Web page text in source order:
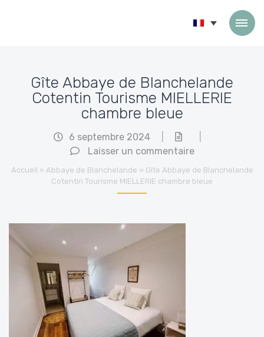
Gîte Abbaye de Blanchelande
Cotentin Tourisme MIELLERIE
chambre bleue
6 septembre 2024
Laisser un commentaire
Accueil » Abbaye de Blanchelande » Gîte Abbaye de Blanchelande
Cotentin Tourisme MIELLERIE chambre bleue